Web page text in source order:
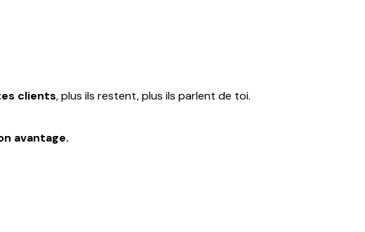
clients, plus ils restent, plus ils parlent de toi.
avantage.